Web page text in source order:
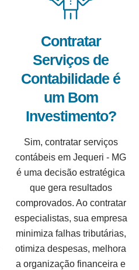
Contratar
Serviços de
Contabilidade é
um Bom
Investimento?
Sim, contratar serviços
contábeis em Jequeri - MG
é uma decisão estratégica
que gera resultados
comprovados. Ao contratar
especialistas, sua empresa
minimiza falhas tributárias,
otimiza despesas, melhora
a organização financeira e